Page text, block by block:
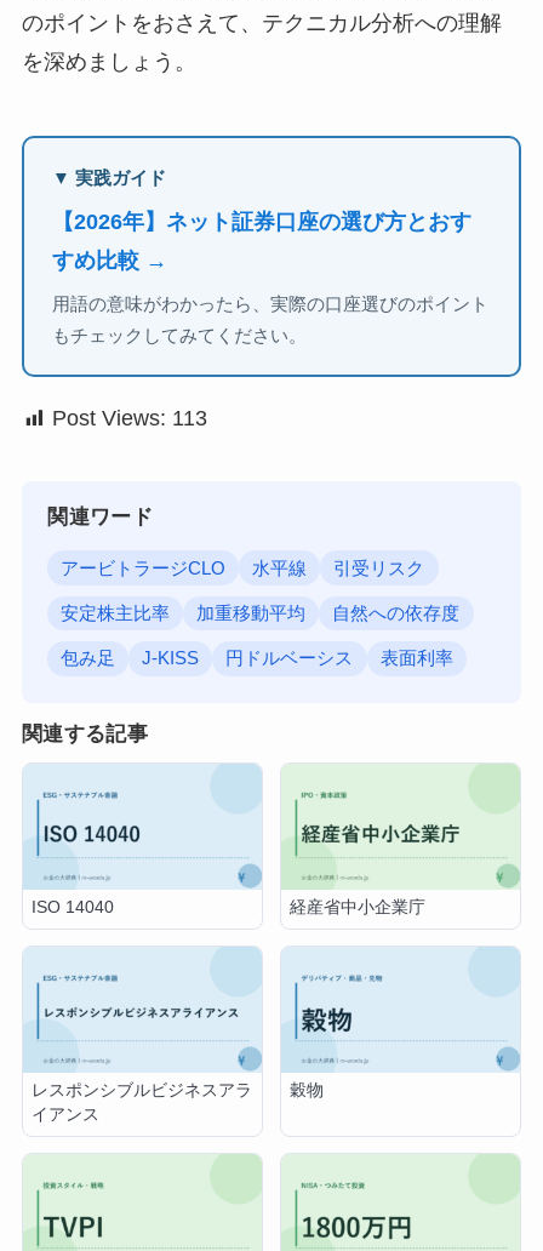
のポイントをおさえて、テクニカル分析への理解
を深めましょう。
▼ 実践ガイド
【2026年】ネット証券口座の選び方とおす
すめ比較 →
用語の意味がわかったら、実際の口座選びのポイント
もチェックしてみてください。
Post Views: 113
関連ワード
アービトラージCLO 水平線 引受リスク
安定株主比率 加重移動平均 自然への依存度
包み足 J-KISS 円ドルベーシス 表面利率
関連する記事
ISO 14040 経産省中小企業庁
レスポンシブルビジネスアラ
イアンス
穀物